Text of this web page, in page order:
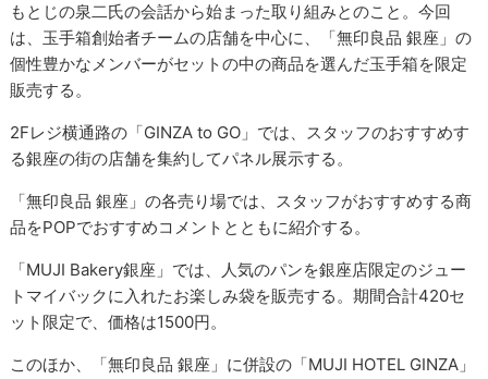
もとじの泉二氏の会話から始まった取り組みとのこと。今回
は、玉手箱創始者チームの店舗を中心に、「無印良品 銀座」の
個性豊かなメンバーがセットの中の商品を選んだ玉手箱を限定
販売する。
2Fレジ横通路の「GINZA to GO」では、スタッフのおすすめす
る銀座の街の店舗を集約してパネル展示する。
「無印良品 銀座」の各売り場では、スタッフがおすすめする商
品をPOPでおすすめコメントとともに紹介する。
「MUJI Bakery銀座」では、人気のパンを銀座店限定のジュー
トマイバックに入れたお楽しみ袋を販売する。期間合計420セ
ット限定で、価格は1500円。
このほか、「無印良品 銀座」に併設の「MUJI HOTEL GINZA」